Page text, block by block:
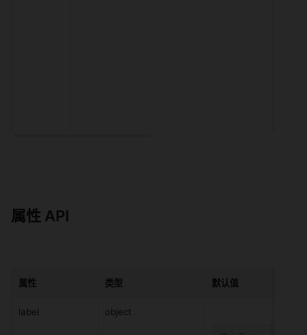
属性 API
属性 类型 默认值
label object